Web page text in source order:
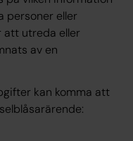
personer eller
att utreda eller
av en
kan komma att